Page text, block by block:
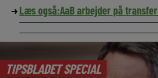
Læs også:AaB arbejder på
TIPSBLADET SPECIAL